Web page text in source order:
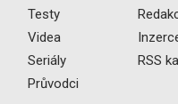
Testy
Videa
Seriály
Průvodci
RSS